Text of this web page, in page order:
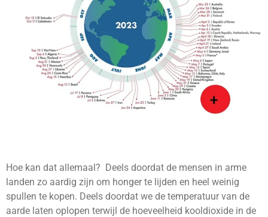
Hoe kan dat allemaal? Deels doordat de mensen in arme
landen zo aardig zijn om honger te lijden en heel weinig
spullen te kopen. Deels doordat we de temperatuur van de
aarde laten oplopen terwijl de hoeveelheid kooldioxide in de